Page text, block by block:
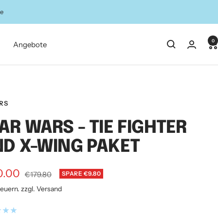
Angebote 0
WARS - TIE FIGHTER
X-WING PAKET
Regulärer
Preis
€179.80 SPARE €9.80
zzgl. Versand